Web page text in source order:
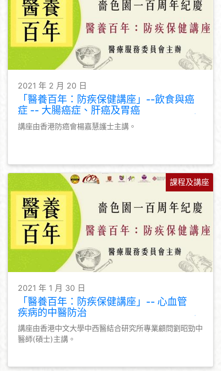
2021 年 2 月 20 日
「醫養百年：防疾保健講座」--飲食與癌
症 -- 大腸癌症、肝癌及胃癌
講座由香港防癌會楊嘉慧護士主講。
課程及講座
2021 年 1 月 30 日
「醫養百年：防疾保健講座」-- 心血管
疾病的中醫防治
講座由香港中文大學中西醫結合研究所專業顧問劉昭勁中
醫師(碩士)主講。